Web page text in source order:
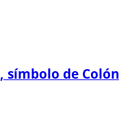
símbolo de Colón